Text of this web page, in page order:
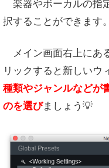
楽器やボーカルの指
択することができます。
メイン画面右上にあ
リックすると新しいウ
種類やジャンルなどが
のを選びましょう💡